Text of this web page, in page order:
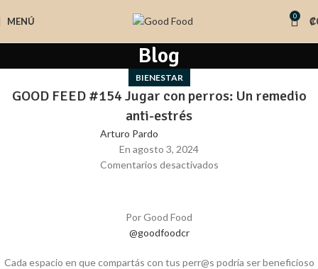
MENÚ 0 ₡
Blog
BIENESTAR
GOOD FEED #154 Jugar con perros: Un remedio
anti-estrés
Arturo Pardo
En agosto 3, 2024
Comentarios desactivados
Por Good Food
@goodfoodcr
Cada espacio en que compartás con tus perr@s podría ser beneficioso